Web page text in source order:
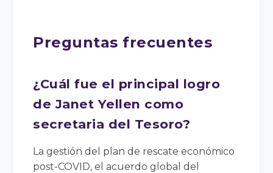
Preguntas frecuentes
¿Cuál fue el principal logro
de Janet Yellen como
secretaria del Tesoro?
La gestión del plan de rescate económico
post-COVID, el acuerdo global del